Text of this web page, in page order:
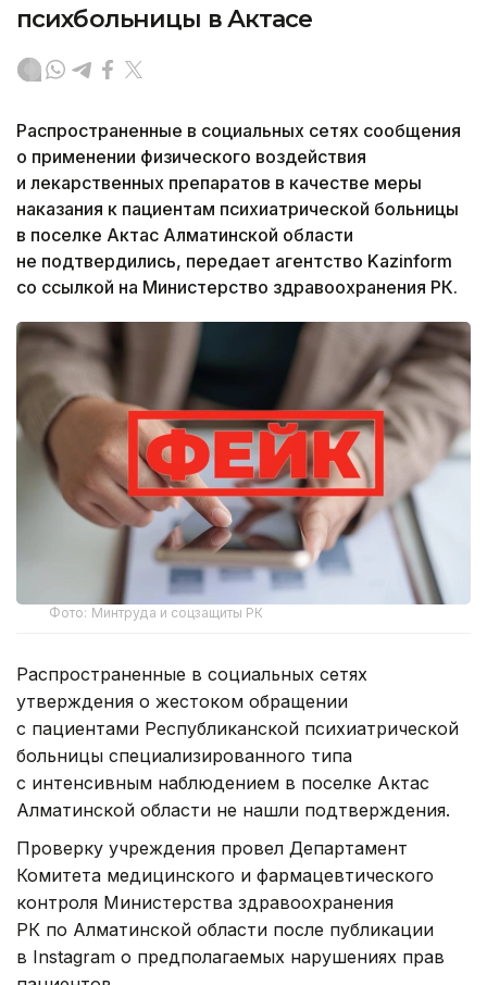
психбольницы в Актасе
Распространенные в социальных сетях сообщения
о применении физического воздействия
и лекарственных препаратов в качестве меры
наказания к пациентам психиатрической больницы
в поселке Актас Алматинской области
не подтвердились, передает агентство Kazinform
со ссылкой на Министерство здравоохранения РК.
Фото: Минтруда и соцзащиты РК
Распространенные в социальных сетях
утверждения о жестоком обращении
с пациентами Республиканской психиатрической
больницы специализированного типа
с интенсивным наблюдением в поселке Актас
Алматинской области не нашли подтверждения.
Проверку учреждения провел Департамент
Комитета медицинского и фармацевтического
контроля Министерства здравоохранения
РК по Алматинской области после публикации
в Instagram о предполагаемых нарушениях прав